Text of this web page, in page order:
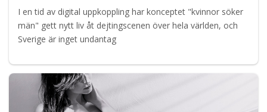
I en tid av digital uppkoppling har konceptet "kvinnor söker
män" gett nytt liv åt dejtingscenen över hela världen, och
Sverige är inget undantag